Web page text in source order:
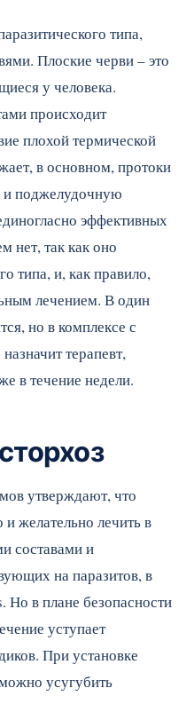
типа,
Плоские черви – это
у человека.
происходит
плохой термической
в основном, протоки
и поджелудочную
эффективных
нет, так как оно
типа, и, как правило,
лечением. В один
но в комплексе с
терапевт,
в течение недели.
утверждают, что
желательно лечить в
составами и
на паразитов, в
Но в плане безопасности
уступает
При установке
усугубить